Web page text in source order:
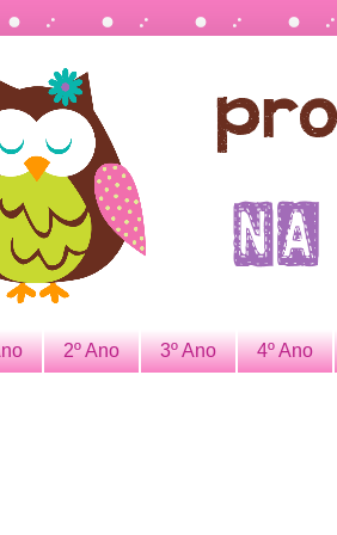
2º Ano 3º Ano 4º Ano